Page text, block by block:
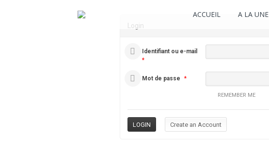
ACCUEIL A LA UNE
Login
Identifiant ou e-mail
*
Mot de passe *
REMEMBER ME